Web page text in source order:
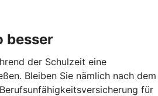
besser
der Schulzeit eine
Bleiben Sie nämlich nach dem
für